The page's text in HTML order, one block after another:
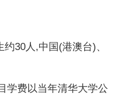
30人,中国(港澳台)、
学费以当年清华大学公